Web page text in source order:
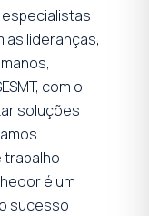
as lideranças,
com o
soluções
trabalho
é um
sucesso